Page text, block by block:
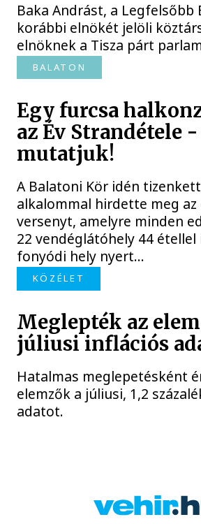
Baka Andrást, a Legfelsőbb
korábbi elnökét jelöli
elnöknek a Tisza párt
BALATON
Egy furcsa
az Év Strandétele -
mutatjuk!
A Balatoni Kör idén
alkalommal hirdette meg
versenyt, amelyre minden
22 vendéglátóhely 44 étellel
fonyódi hely nyert...
KÖZÉLET
Meglepték az
júliusi inflációs
Hatalmas meglepetésként
elemzők a júliusi, 1,2
adatot.